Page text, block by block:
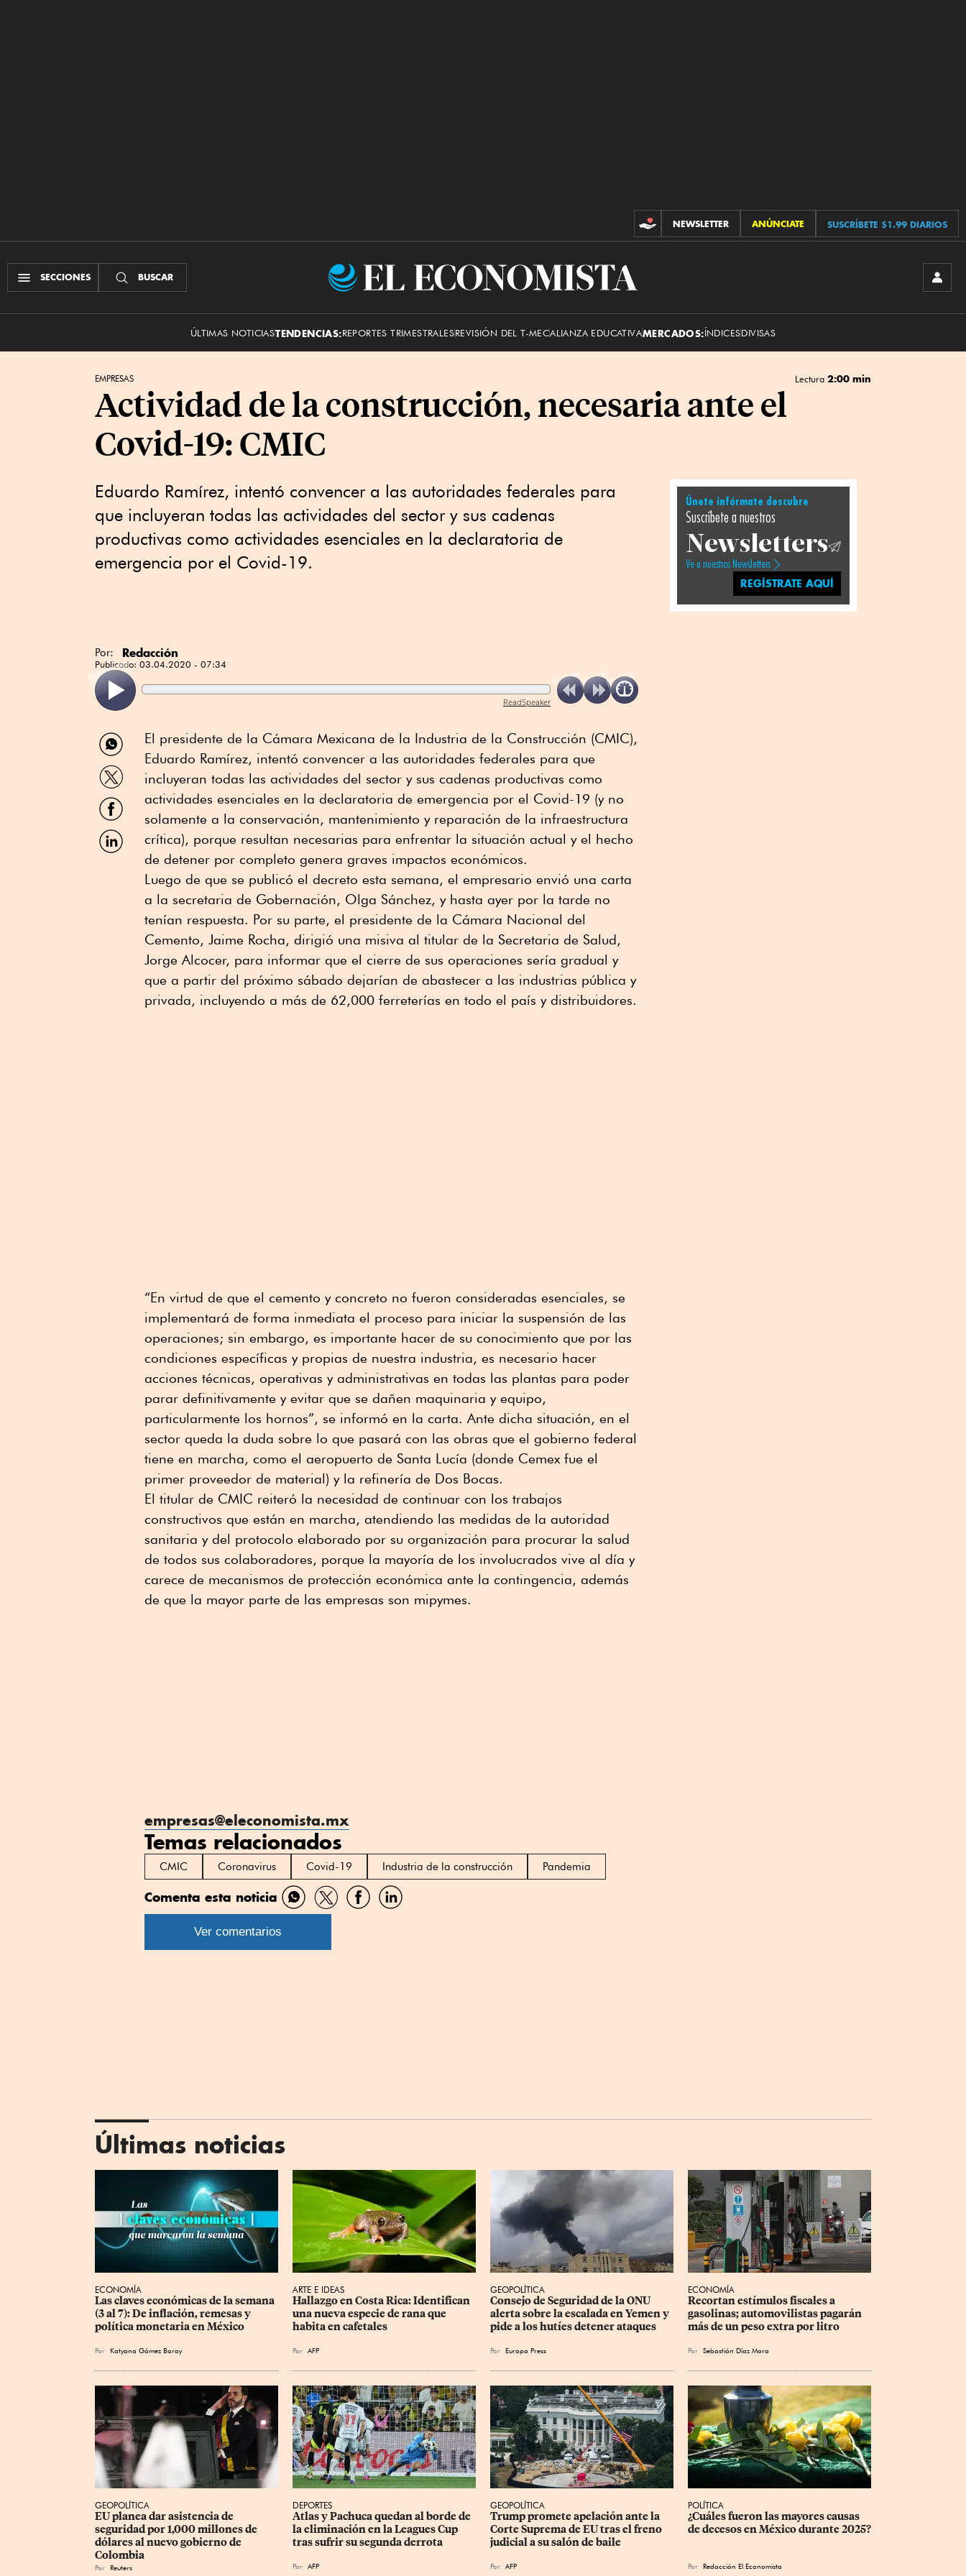
CONTRIBUCIONES
NEWSLETTER ANÚNCIATE SUSCRÍBETE $1.99 DIARIOS
SECCIONES BUSCAR
El
ÚLTIMAS NOTICIASTENDENCIAS:REPORTES TRIMESTRALESREVISIÓN DEL T-MECALIANZA EDUCATIVAMERCADOS:ÍNDICESDIVISAS
EMPRESAS Lectura 2:00 min
Actividad de la construcción, necesaria ante el
Covid-19: CMIC
Eduardo Ramírez, intentó convencer a las autoridades federales para
que incluyeran todas las actividades del sector y sus cadenas
productivas como actividades esenciales en la declaratoria de
emergencia por el Covid-19.
Por: Redacción
Publicado: 03.04.2020 - 07:34
ReadSpeaker
Compartir
por
WhatsApp
Compartir
por
Twitter
Compartir
por
Facebook
Compartir
por
El presidente de la Cámara Mexicana de la Industria de la Construcción (CMIC),
Eduardo Ramírez, intentó convencer a las autoridades federales para que
incluyeran todas las actividades del sector y sus cadenas productivas como
actividades esenciales en la declaratoria de emergencia por el Covid-19 (y no
solamente a la conservación, mantenimiento y reparación de la infraestructura
crítica), porque resultan necesarias para enfrentar la situación actual y el hecho
de detener por completo genera graves impactos económicos.
Luego de que se publicó el decreto esta semana, el empresario envió una carta
a la secretaria de Gobernación, Olga Sánchez, y hasta ayer por la tarde no
tenían respuesta. Por su parte, el presidente de la Cámara Nacional del
Cemento, Jaime Rocha, dirigió una misiva al titular de la Secretaria de Salud,
Jorge Alcocer, para informar que el cierre de sus operaciones sería gradual y
que a partir del próximo sábado dejarían de abastecer a las industrias pública y
privada, incluyendo a más de 62,000 ferreterías en todo el país y distribuidores.
“En virtud de que el cemento y concreto no fueron consideradas esenciales, se
implementará de forma inmediata el proceso para iniciar la suspensión de las
operaciones; sin embargo, es importante hacer de su conocimiento que por las
condiciones específicas y propias de nuestra industria, es necesario hacer
acciones técnicas, operativas y administrativas en todas las plantas para poder
parar definitivamente y evitar que se dañen maquinaria y equipo,
particularmente los hornos”, se informó en la carta. Ante dicha situación, en el
sector queda la duda sobre lo que pasará con las obras que el gobierno federal
tiene en marcha, como el aeropuerto de Santa Lucía (donde Cemex fue el
primer proveedor de material) y la refinería de Dos Bocas.
El titular de CMIC reiteró la necesidad de continuar con los trabajos
constructivos que están en marcha, atendiendo las medidas de la autoridad
sanitaria y del protocolo elaborado por su organización para procurar la salud
de todos sus colaboradores, porque la mayoría de los involucrados vive al día y
carece de mecanismos de protección económica ante la contingencia, además
de que la mayor parte de las empresas son mipymes.
empresas@eleconomista.mx
Temas relacionados
CMIC Coronavirus Covid-19 Industria de la construcción Pandemia
Comenta esta noticia
Compartir
por
Compartir
por
CompartirCompartir
Ver comentarios
Únete infórmate descubre
Suscríbete a nuestros
Newsletters
Ve a nuestros Newsletters
REGÍSTRATE AQUÍ
Últimas noticias
ECONOMÍA
Las claves económicas de la semana
(3 al 7): De inflación, remesas y
política monetaria en México
Por Katyana Gómez Baray
ARTE E IDEAS
Hallazgo en Costa Rica: Identifican
una nueva especie de rana que
habita en cafetales
Por AFP
GEOPOLÍTICA
Consejo de Seguridad de la ONU
alerta sobre la escalada en Yemen y
pide a los hutíes detener ataques
Por Europa Press
ECONOMÍA
Recortan estímulos fiscales a
gasolinas; automovilistas pagarán
más de un peso extra por litro
Por Sebastián Díaz Mora
GEOPOLÍTICA
EU planea dar asistencia de
seguridad por 1,000 millones de
dólares al nuevo gobierno de
Colombia
Por Reuters
DEPORTES
Atlas y Pachuca quedan al borde de
la eliminación en la Leagues Cup
tras sufrir su segunda derrota
Por AFP
GEOPOLÍTICA
Trump promete apelación ante la
Corte Suprema de EU tras el freno
judicial a su salón de baile
Por AFP
POLÍTICA
¿Cuáles fueron las mayores causas
de decesos en México durante 2025?
Por Redacción El Economista